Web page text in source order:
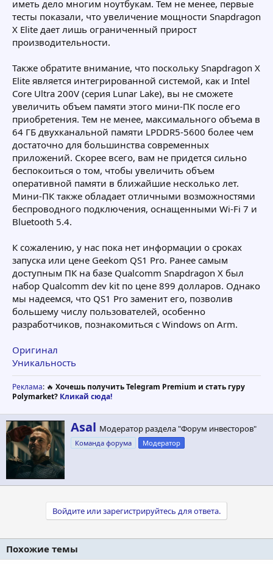
иметь дело многим ноутбукам. Тем не менее, первые
тесты показали, что увеличение мощности Snapdragon
X Elite дает лишь ограниченный прирост
производительности.
Также обратите внимание, что поскольку Snapdragon X
Elite является интегрированной системой, как и Intel
Core Ultra 200V (серия Lunar Lake), вы не сможете
увеличить объем памяти этого мини-ПК после его
приобретения. Тем не менее, максимального объема в
64 ГБ двухканальной памяти LPDDR5-5600 более чем
достаточно для большинства современных
приложений. Скорее всего, вам не придется сильно
беспокоиться о том, чтобы увеличить объем
оперативной памяти в ближайшие несколько лет.
Мини-ПК также обладает отличными возможностями
беспроводного подключения, оснащенными Wi-Fi 7 и
Bluetooth 5.4.
К сожалению, у нас пока нет информации о сроках
запуска или цене Geekom QS1 Pro. Ранее самым
доступным ПК на базе Qualcomm Snapdragon X был
набор Qualcomm dev kit по цене 899 долларов. Однако
мы надеемся, что QS1 Pro заменит его, позволив
большему числу пользователей, особенно
разработчиков, познакомиться с Windows on Arm.
Оригинал
Уникальность
Реклама: 🔥 Хочешь получить Telegram Premium и стать гуру
Polymarket? Кликай сюда!
А
в
т
Asal Модератор раздела "Форум инвесторов"
Команда форума Модератор
Войдите или зарегистрируйтесь для ответа.
Похожие темы